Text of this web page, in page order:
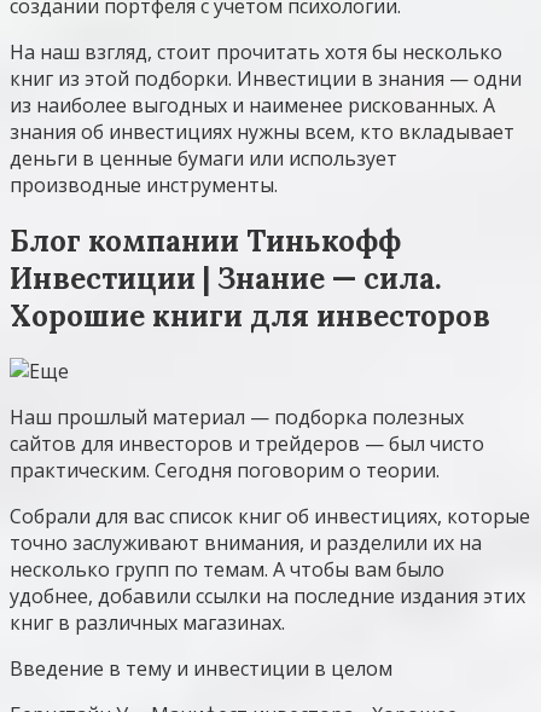
создании портфеля с учетом психологии.
На наш взгляд, стоит прочитать хотя бы несколько
книг из этой подборки. Инвестиции в знания — одни
из наиболее выгодных и наименее рискованных. А
знания об инвестициях нужны всем, кто вкладывает
деньги в ценные бумаги или использует
производные инструменты.
Блог компании Тинькофф
Инвестиции | Знание — сила.
Хорошие книги для инвесторов
Наш прошлый материал — подборка полезных
сайтов для инвесторов и трейдеров — был чисто
практическим. Сегодня поговорим о теории.
Собрали для вас список книг об инвестициях, которые
точно заслуживают внимания, и разделили их на
несколько групп по темам. А чтобы вам было
удобнее, добавили ссылки на последние издания этих
книг в различных магазинах.
Введение в тему и инвестиции в целом